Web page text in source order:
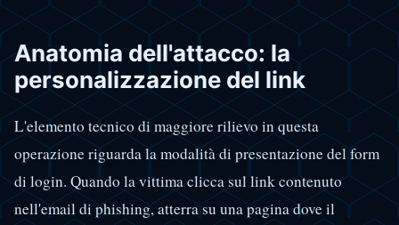
Anatomia dell'attacco: la
personalizzazione del link
L'elemento tecnico di maggiore rilievo in questa
operazione riguarda la modalità di presentazione del form
di login. Quando la vittima clicca sul link contenuto
nell'email di phishing, atterra su una pagina dove il